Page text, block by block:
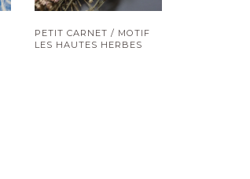
PETIT CARNET / MOTIF
LES HAUTES HERBES